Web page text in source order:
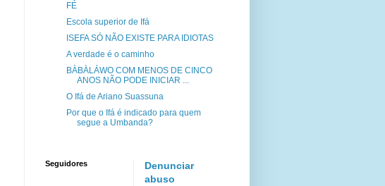
FÉ
Escola superior de Ifá
ISEFA SÓ NÃO EXISTE PARA IDIOTAS
A verdade é o caminho
BÀBÀLÁWO COM MENOS DE CINCO
ANOS NÃO PODE INICIAR ...
O Ifá de Ariano Suassuna
Por que o Ifá é indicado para quem
segue a Umbanda?
Seguidores
Denunciar
abuso